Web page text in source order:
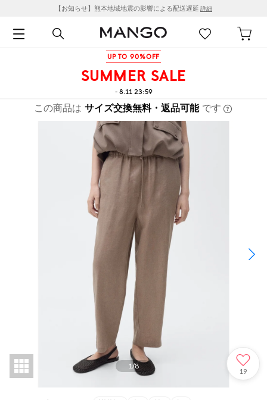
【お知らせ】熊本地域地震の影響による配送遅延 詳細
UP TO 90%OFF
SUMMER SALE
- 8.11 23:59
この商品は サイズ交換無料・返品可能 です
1/8
19